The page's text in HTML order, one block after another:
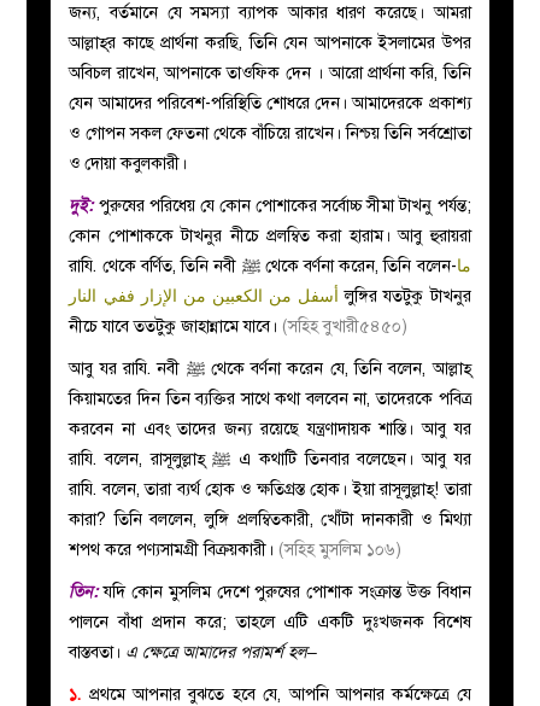
জন্য, বর্তমানে যে সমস্যা ব্যাপক আকার ধারণ করেছে।আমরা
আল্লাহ্‌র কাছে প্রার্থনা করছি, তিনি যেন আপনাকে ইসলামের উপর
অবিচল রাখেন, আপনাকে তাওফিক দেন । আরো প্রার্থনা করি, তিনি
যেন আমাদের পরিবেশ-পরিস্থিতি শোধরে দেন। আমাদেরকে প্রকাশ্য
ও গোপন সকল ফেতনা থেকে বাঁচিয়ে রাখেন। নিশ্চয় তিনি সর্বশ্রোতা
ও দোয়া কবুলকারী।
দুই:পুরুষের পরিধেয় যে কোন পোশাকের সর্বোচ্চ সীমা টাখনু পর্যন্ত;
কোন পোশাককে টাখনুর নীচে প্রলম্বিত করা হারাম। আবু হুরায়রা
রাযি. থেকে বর্ণিত, তিনি নবী ﷺ থেকে বর্ণনা করেন, তিনি বলেন-ما
أسفل من الكعبين من الإزار ففي النار লুঙ্গির যতটুকু টাখনুর
নীচে যাবে ততটুকু জাহান্নামে যাবে। (সহিহ বুখারী৫৪৫০)
আবু যর রাযি. নবী ﷺ থেকে বর্ণনা করেন যে, তিনি বলেন, আল্লাহ্‌
কিয়ামতের দিন তিন ব্যক্তির সাথে কথা বলবেন না, তাদেরকে পবিত্র
করবেন না এবং তাদের জন্য রয়েছে যন্ত্রণাদায়ক শাস্তি। আবু যর
রাযি. বলেন, রাসূলুল্লাহ্‌ ﷺ এ কথাটি তিনবার বলেছেন। আবু যর
রাযি. বলেন, তারা ব্যর্থ হোক ও ক্ষতিগ্রস্ত হোক। ইয়া রাসূলুল্লাহ্‌! তারা
কারা? তিনি বললেন, লুঙ্গি প্রলম্বিতকারী, খোঁটা দানকারী ও মিথ্যা
শপথ করে পণ্যসামগ্রী বিক্রয়কারী। (সহিহ মুসলিম ১০৬)
তিন: যদি কোন মুসলিম দেশে পুরুষের পোশাক সংক্রান্ত উক্ত বিধান
পালনে বাঁধা প্রদান করে; তাহলে এটি একটি দুঃখজনক বিশেষ
বাস্তবতা। এ ক্ষেত্রে আমাদের পরামর্শ হল–
১. প্রথমে আপনার বুঝতে হবে যে, আপনি আপনার কর্মক্ষেত্রে যে